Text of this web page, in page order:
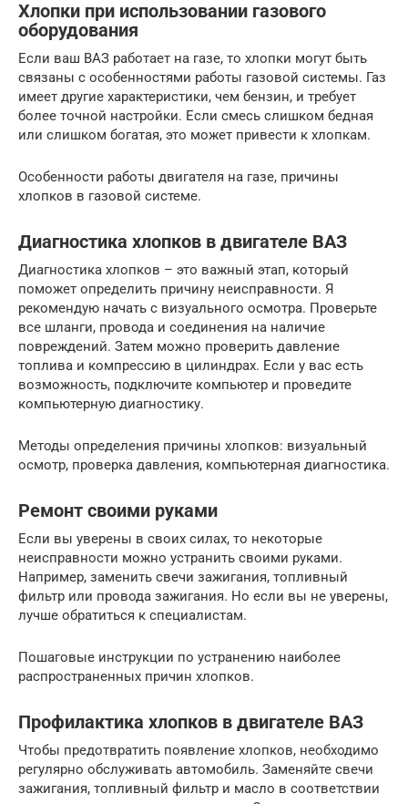
Хлопки при использовании газового
оборудования
Если ваш ВАЗ работает на газе, то хлопки могут быть
связаны с особенностями работы газовой системы. Газ
имеет другие характеристики, чем бензин, и требует
более точной настройки. Если смесь слишком бедная
или слишком богатая, это может привести к хлопкам.
Особенности работы двигателя на газе, причины
хлопков в газовой системе.
Диагностика хлопков в двигателе ВАЗ
Диагностика хлопков – это важный этап, который
поможет определить причину неисправности. Я
рекомендую начать с визуального осмотра. Проверьте
все шланги, провода и соединения на наличие
повреждений. Затем можно проверить давление
топлива и компрессию в цилиндрах. Если у вас есть
возможность, подключите компьютер и проведите
компьютерную диагностику.
Методы определения причины хлопков: визуальный
осмотр, проверка давления, компьютерная диагностика.
Ремонт своими руками
Если вы уверены в своих силах, то некоторые
неисправности можно устранить своими руками.
Например, заменить свечи зажигания, топливный
фильтр или провода зажигания. Но если вы не уверены,
лучше обратиться к специалистам.
Пошаговые инструкции по устранению наиболее
распространенных причин хлопков.
Профилактика хлопков в двигателе ВАЗ
Чтобы предотвратить появление хлопков, необходимо
регулярно обслуживать автомобиль. Заменяйте свечи
зажигания, топливный фильтр и масло в соответствии